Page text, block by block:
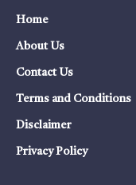
Home
About Us
Contact Us
Terms and Conditions
Disclaimer
Privacy Policy